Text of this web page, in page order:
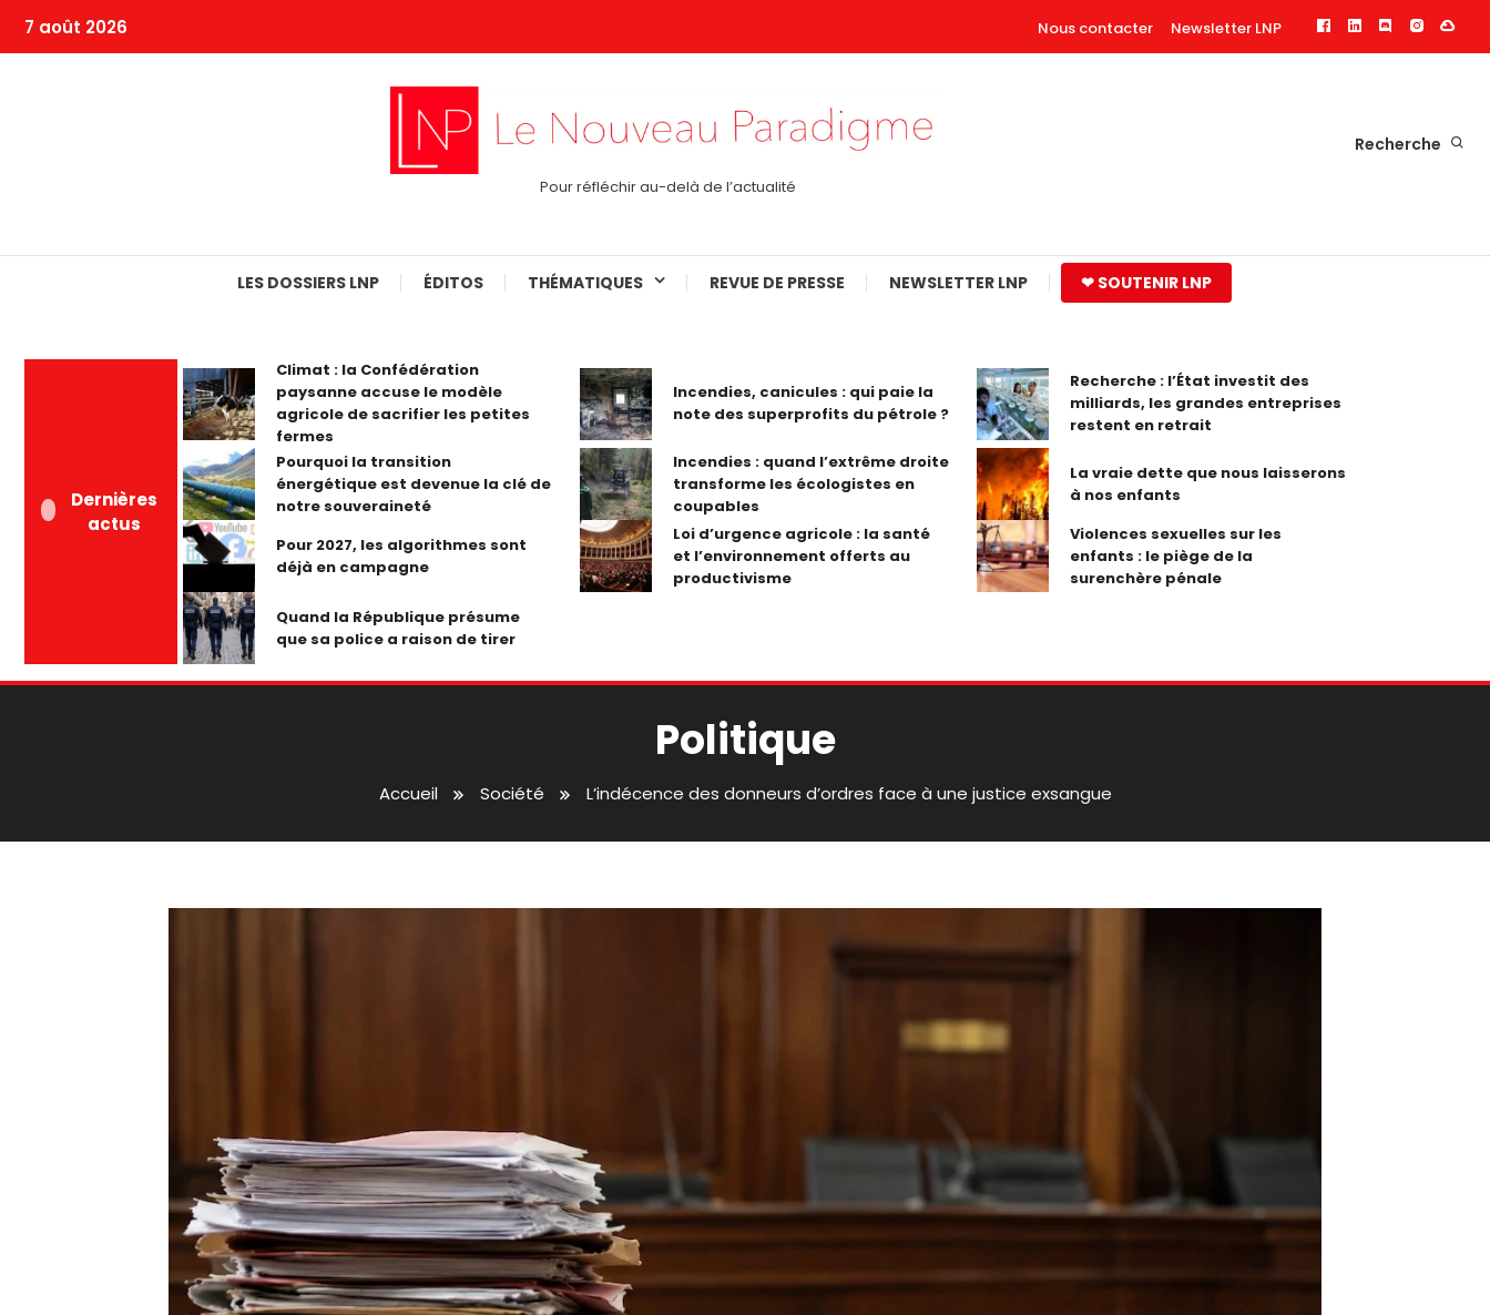
7 août 2026 Nous contacter Newsletter LNP
Pour réfléchir au-delà de l’actualité
Recherche
LES DOSSIERS LNP ÉDITOS THÉMATIQUES REVUE DE PRESSE NEWSLETTER LNP ❤ SOUTENIR LNP
Dernières
actus
Climat : la Confédération
paysanne accuse le modèle
agricole de sacrifier les petites
fermes
Incendies, canicules : qui paie la
note des superprofits du pétrole ?
Recherche : l’État investit des
milliards, les grandes entreprises
restent en retrait
Pourquoi la transition
énergétique est devenue la clé de
notre souveraineté
Incendies : quand l’extrême droite
transforme les écologistes en
coupables
La vraie dette que nous laisserons
à nos enfants
Pour 2027, les algorithmes sont
déjà en campagne
Loi d’urgence agricole : la santé
et l’environnement offerts au
productivisme
Violences sexuelles sur les
enfants : le piège de la
surenchère pénale
Quand la République présume
que sa police a raison de tirer
Politique
Accueil Société L’indécence des donneurs d’ordres face à une justice exsangue